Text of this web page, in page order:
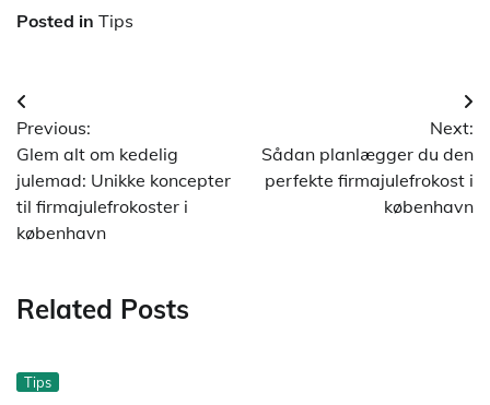
Posted in Tips
Indlægsnavigation
Previous:
Glem alt om kedelig
julemad: Unikke koncepter
til firmajulefrokoster i
københavn
Next:
Sådan planlægger du den
perfekte firmajulefrokost i
københavn
Related Posts
Tips